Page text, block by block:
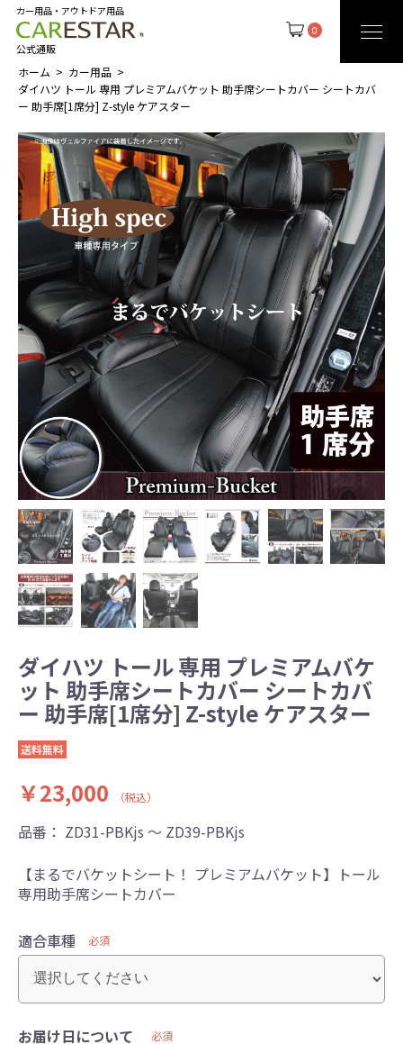
0
カー用品・アウトドア用品
公式通販
ホーム
カー用品
ダイハツ トール 専用 プレミアムバケット 助手席シートカバー シートカバ
ー 助手席[1席分] Z-style ケアスター
ダイハツ トール 専用 プレミアムバケ
ット 助手席シートカバー シートカバ
ー 助手席[1席分] Z-style ケアスター
送料無料
￥23,000 （税込）
品番： ZD31-PBKjs ～ ZD39-PBKjs
【まるでバケットシート！ プレミアムバケット】トール
専用助手席シートカバー
適合車種 必須
お届け日について 必須